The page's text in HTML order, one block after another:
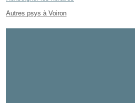
Autres psys à Voiron